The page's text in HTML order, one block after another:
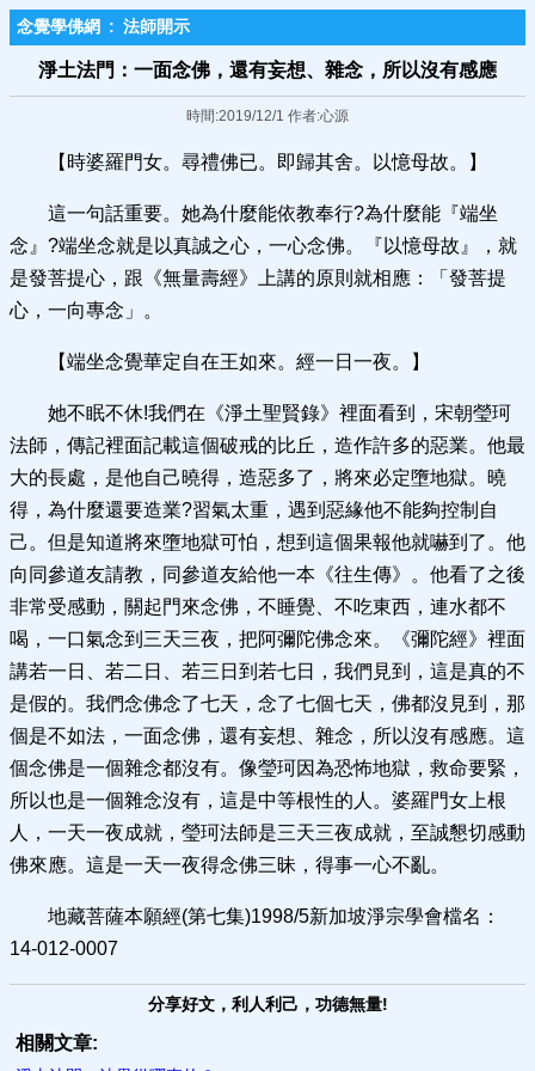
念覺學佛網 : 法師開示
淨土法門：一面念佛，還有妄想、雜念，所以沒有感應
時間:2019/12/1 作者:心源
【時婆羅門女。尋禮佛已。即歸其舍。以憶母故。】
這一句話重要。她為什麼能依教奉行?為什麼能『端坐
念』?端坐念就是以真誠之心，一心念佛。『以憶母故』，就
是發菩提心，跟《無量壽經》上講的原則就相應：「發菩提
心，一向專念」。
【端坐念覺華定自在王如來。經一日一夜。】
她不眠不休!我們在《淨土聖賢錄》裡面看到，宋朝瑩珂
法師，傳記裡面記載這個破戒的比丘，造作許多的惡業。他最
大的長處，是他自己曉得，造惡多了，將來必定墮地獄。曉
得，為什麼還要造業?習氣太重，遇到惡緣他不能夠控制自
己。但是知道將來墮地獄可怕，想到這個果報他就嚇到了。他
向同參道友請教，同參道友給他一本《往生傳》。他看了之後
非常受感動，關起門來念佛，不睡覺、不吃東西，連水都不
喝，一口氣念到三天三夜，把阿彌陀佛念來。《彌陀經》裡面
講若一日、若二日、若三日到若七日，我們見到，這是真的不
是假的。我們念佛念了七天，念了七個七天，佛都沒見到，那
個是不如法，一面念佛，還有妄想、雜念，所以沒有感應。這
個念佛是一個雜念都沒有。像瑩珂因為恐怖地獄，救命要緊，
所以也是一個雜念沒有，這是中等根性的人。婆羅門女上根
人，一天一夜成就，瑩珂法師是三天三夜成就，至誠懇切感動
佛來應。這是一天一夜得念佛三昧，得事一心不亂。
地藏菩薩本願經(第七集)1998/5新加坡淨宗學會檔名：
14-012-0007
分享好文，利人利己，功德無量!
相關文章: